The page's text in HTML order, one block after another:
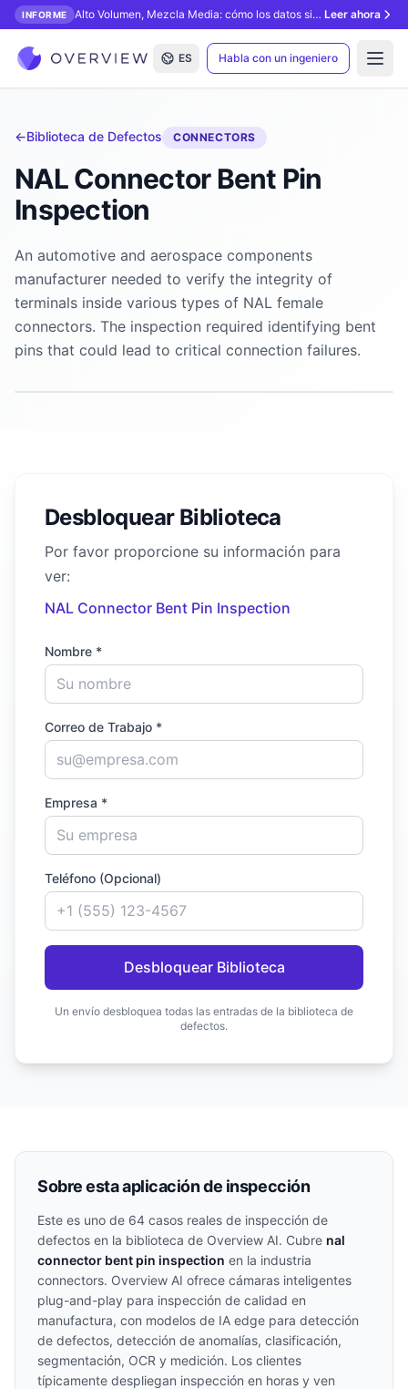
INFORME Alto Volumen, Mezcla Media: cómo los datos sintéticos desbloquean la inspección con IA. Leer ahora
ES Habla con un ingeniero
←Biblioteca de Defectos CONNECTORS
NAL Connector Bent Pin
Inspection
An automotive and aerospace components
manufacturer needed to verify the integrity of
terminals inside various types of NAL female
connectors. The inspection required identifying bent
pins that could lead to critical connection failures.
Desbloquear Biblioteca
Por favor proporcione su información para
ver:
NAL Connector Bent Pin Inspection
Nombre *
Correo de Trabajo *
Empresa *
Teléfono (Opcional)
Desbloquear Biblioteca
Un envío desbloquea todas las entradas de la biblioteca de
defectos.
Sobre esta aplicación de inspección
Este es uno de 64 casos reales de inspección de
defectos en la biblioteca de Overview AI. Cubre nal
connector bent pin inspection en la industria
connectors. Overview AI ofrece cámaras inteligentes
plug-and-play para inspección de calidad en
manufactura, con modelos de IA edge para detección
de defectos, detección de anomalías, clasificación,
segmentación, OCR y medición. Los clientes
típicamente despliegan inspección en horas y ven